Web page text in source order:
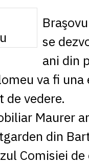
1 PLN = 1.1646
= 0.0425
1 RUB= 0.0530
1 TRY= 0.1141
= 0.1048
1 XDR = 5.9383
se
ani din
va fi una
de vedere.
Maurer
din
Comisiei